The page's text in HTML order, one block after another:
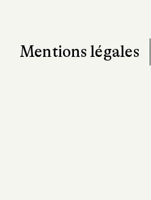
Mentions légales